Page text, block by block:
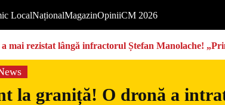
LocalNaționalMagazinOpiniiCM 2026
a mai rezistat lângă infractorul Ștefan Manolache!
la graniță! O dronă a